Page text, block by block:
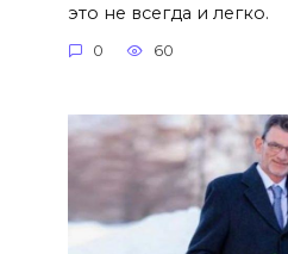
это не всегда и легко.
0 60